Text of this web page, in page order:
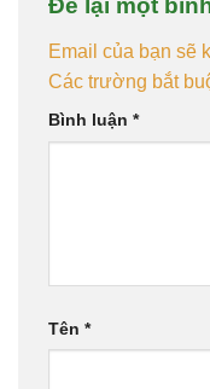
Để lại một
Email của bạn sẽ
Các trường bắt
Bình luận *
Tên *